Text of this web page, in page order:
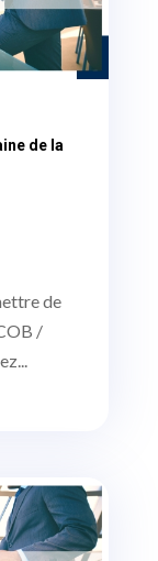
de la
de
/